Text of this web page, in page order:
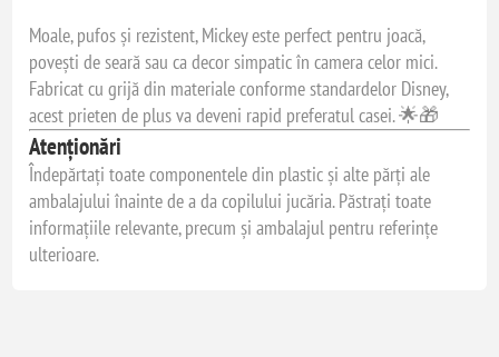
Moale, pufos și rezistent, Mickey este perfect pentru joacă,
povești de seară sau ca decor simpatic în camera celor mici.
Fabricat cu grijă din materiale conforme standardelor Disney,
acest prieten de plus va deveni rapid preferatul casei. 🌟🎁
Atenționări
Îndepărtați toate componentele din plastic și alte părți ale
ambalajului înainte de a da copilului jucăria. Păstrați toate
informațiile relevante, precum și ambalajul pentru referințe
ulterioare.